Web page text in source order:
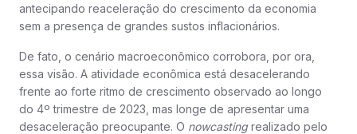
antecipando reaceleração do crescimento da economia
sem a presença de grandes sustos inflacionários.
De fato, o cenário macroeconômico corrobora, por ora,
essa visão. A atividade econômica está desacelerando
frente ao forte ritmo de crescimento observado ao longo
do 4º trimestre de 2023, mas longe de apresentar uma
desaceleração preocupante. O nowcastingrealizado pelo